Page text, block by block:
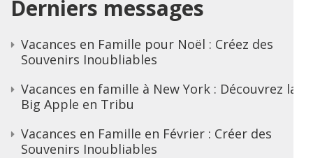
Derniers messages
Vacances en Famille pour Noël : Créez des
Souvenirs Inoubliables
Vacances en famille à New York : Découvrez la
Big Apple en Tribu
Vacances en Famille en Février : Créer des
Souvenirs Inoubliables